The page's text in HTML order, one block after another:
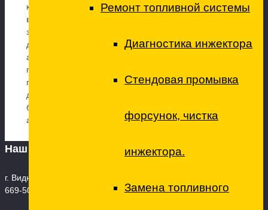
Ремонт топливной системы
Диагностика инжектора
Стендовая промывка
форсунок, чистка
инжектора.
Замена топливного
кожухе, к которому подведен патрубок
воздухозаборника, а сама крышка держится на
защёлках. Отцепив их у владельца авто появляется
доступ к фильтру, а процедуры по его замене
аналогичны описанным выше. К слову, чтобы
поменять воздушный фильтр салона, необходимо
провести практически те же манипуляции, что и с
двигательным фильтром. Эта процедура отнимет не
более 5-8 минут, на любом типе двигателя
автомобиля.
Наш адрес
г. Видное, ул. 8-я Линия, дом 13А, корпус 1 Телефон: +7 (495)
669-50-85